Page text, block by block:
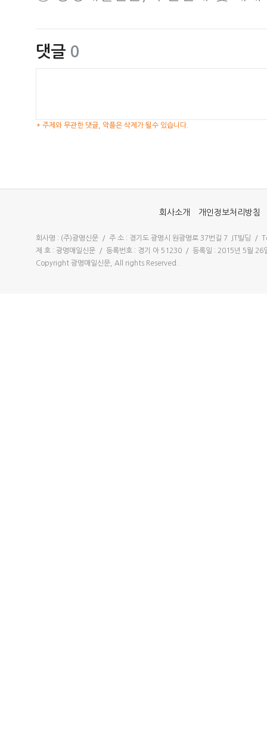
댓글 0
* 주제와 무관한 댓글, 악플은 삭제가 될수 있습니다.
회사소개 개인정보처리방침
회사명 : (주)광명신문 / 주 소 : 경기도 광명시 원광명로 37번길 7 JT빌딩
제 호 : 광명매일신문 / 등록번호 : 경기 아 51230 / 등록일 : 2015년 5월
Copyright 광명매일신문, All rights Reserved.